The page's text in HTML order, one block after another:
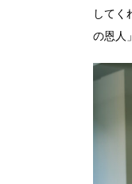
してく
の恩人